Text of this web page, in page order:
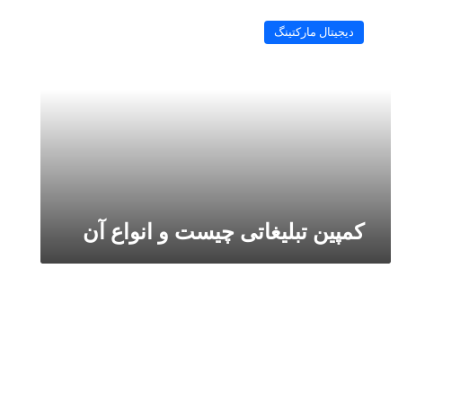
تبلیغاتی
چیست
دیجیتال مارکتینگ
کمپین تبلیغاتی چیست و انواع آن